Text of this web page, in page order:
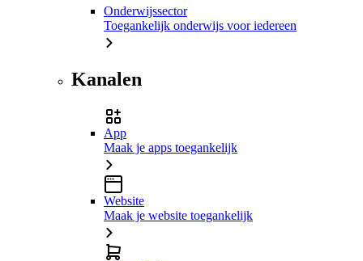
Onderwijssector
Toegankelijk onderwijs voor iedereen
Kanalen
App
Maak je apps toegankelijk
Website
Maak je website toegankelijk